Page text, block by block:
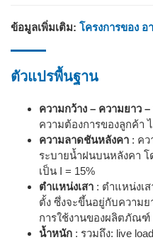
ข้อมูล​เพิ่มเติม​: โครงการของ​ อ
ตัวแปรพื้นฐาน
ความกว้าง – ความยาว
ความต้องการของลูกค้า
ความลาดชันหลังคา : ค
ระบายน้ำฝนบนหลังคา
เป็น I = 15%
ตำแหน่งเสา : ตำแหน่งเ
ตั้ง ซึ่งจะขึ้นอยู่กับความย
การใช้งานของผลิตภัณฑ์
น้ำหนัก : รวมถึง: live